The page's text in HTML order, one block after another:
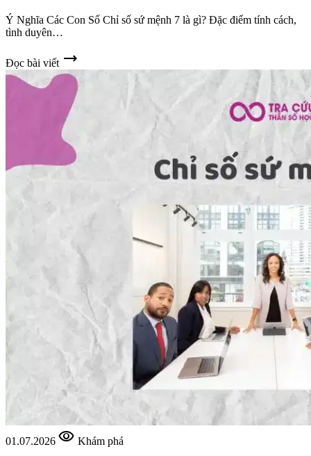
Ý Nghĩa Các Con Số Chỉ số sứ mệnh 7 là gì? Đặc điểm tính cách,
tình duyên…
Đọc bài viết trending_flat
01.07.2026 visibility Khám phá